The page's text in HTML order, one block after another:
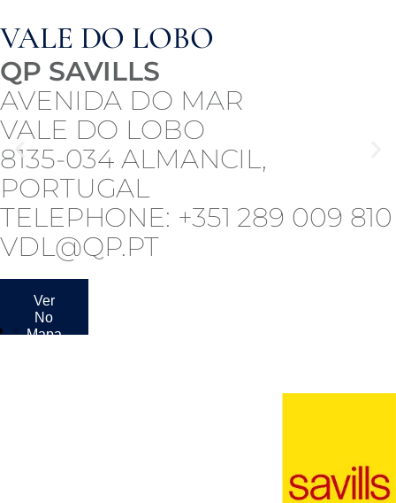
VALE DO LOBO
QP SAVILLS
AVENIDA DO MAR
VALE DO LOBO
8135-034 ALMANCIL,
PORTUGAL
TELEPHONE: +351 289 009 810
VDL@QP.PT
Ver
No
Mapa